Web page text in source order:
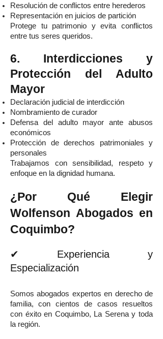
Resolución de conflictos entre herederos
Representación en juicios de partición
Protege tu patrimonio y evita conflictos
entre tus seres queridos.
6. Interdicciones y
Protección del Adulto
Mayor
Declaración judicial de interdicción
Nombramiento de curador
Defensa del adulto mayor ante abusos
económicos
Protección de derechos patrimoniales y
personales
Trabajamos con sensibilidad, respeto y
enfoque en la dignidad humana.
¿Por Qué Elegir
Wolfenson Abogados en
Coquimbo?
✔ Experiencia y
Especialización
Somos abogados expertos en derecho de
familia, con cientos de casos resueltos
con éxito en Coquimbo, La Serena y toda
la región.